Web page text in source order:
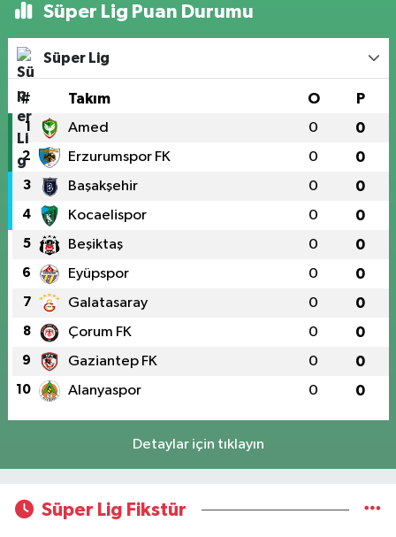
Süper Lig Puan Durumu
Süper Lig
# Takım O P
1 Amed 0 0
2 Erzurumspor FK 0 0
3 Başakşehir 0 0
4 Kocaelispor 0 0
5 Beşiktaş 0 0
6 Eyüpspor 0 0
7 Galatasaray 0 0
8 Çorum FK 0 0
9 Gaziantep FK 0 0
10 Alanyaspor 0 0
Detaylar için tıklayın
Süper Lig Fikstür